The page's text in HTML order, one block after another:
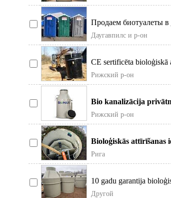
Продаем биотуалеты
21%
Даугавпилс и р-он
CE sertificēta bioloģiskā
Рижский р-он
Bio kanalizācija
Biomax no ražotāja. P
Рижский р-он
Bioloģiskās attīrīšanas
attīrīšanas
Рига
10 gadu garantija
Jaunākās paaud
Другой